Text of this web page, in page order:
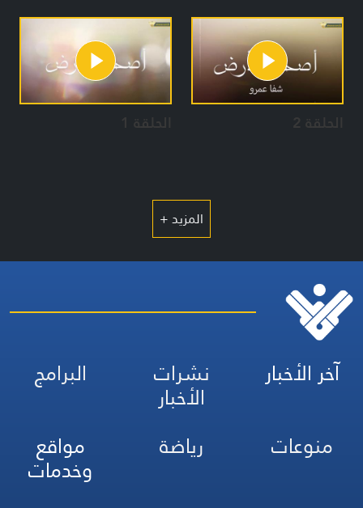
الحلقة 2 الحلقة 1
المزيد +
آخر الأخبار نشرات
الأخبار
البرامج
منوعات
رياضة مواقع
وخدمات